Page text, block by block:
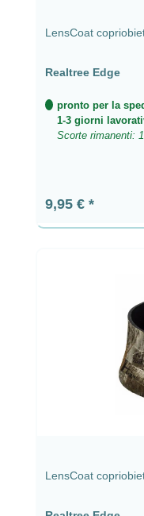
LensCoat
Realtree Edge
pronto per la
1-3 giorni
Scorte rimanenti: 1
Prezzo normale:
9,95 €
LensCoat